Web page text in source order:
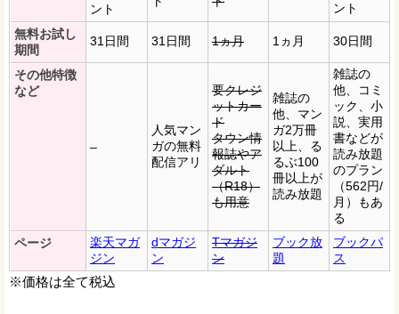
ント
ント
無料お試し
期間
31日間 31日間 1ヵ月 1ヵ月 30日間
その他特徴
など
–
人気マン
ガの無料
配信アリ
要クレジ
ットカー
ド
タウン情
報誌やア
ダルト
（R18）
も用意
雑誌の
他、マン
ガ2万冊
以上、る
るぶ100
冊以上が
読み放題
雑誌の
他、コミ
ック、小
説、実用
書などが
読み放題
のプラン
（562円/
月）もあ
る
ページ
楽天マガ
ジン
dマガジ
ン
Tマガジ
ン
ブック放
題
ブックパ
ス
※価格は全て税込